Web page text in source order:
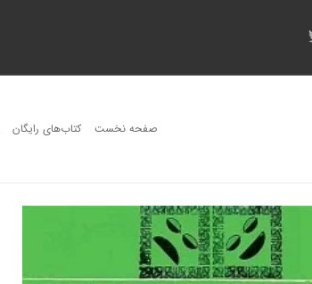
صفحه نخست کتاب‌های رایگان